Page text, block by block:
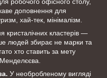
доповнення для
хай-тек, мінімалізм.
кластерів —
людей збирає не марки та
хто ставить за мету
Менделєєва.
У необробленому вигляді